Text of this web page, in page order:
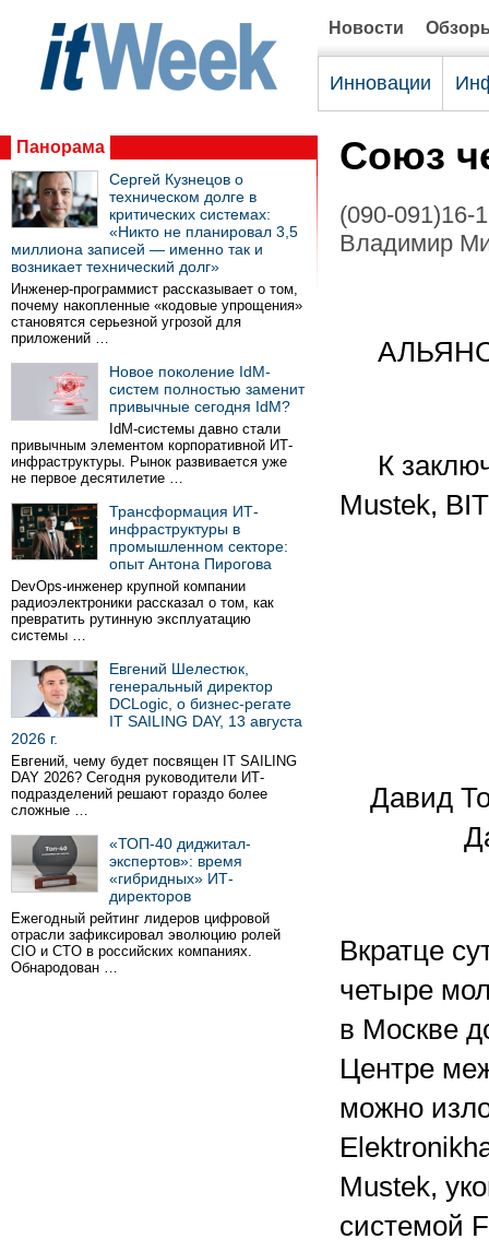
Новости
Инновации
Панорама
Сергей Кузнецов о
техническом долге в
критических системах:
«Никто не планировал 3,5
миллиона записей — именно так и
возникает технический долг»
Инженер-программист рассказывает о том,
почему накопленные «кодовые упрощения»
становятся серьезной угрозой для
приложений …
Новое поколение IdM-
систем полностью заменит
привычные сегодня IdM?
IdM-системы давно стали
привычным элементом корпоративной ИТ-
инфраструктуры. Рынок развивается уже
не первое десятилетие …
Трансформация ИТ-
инфраструктуры в
промышленном секторе:
опыт Антона Пирогова
DevOps-инженер крупной компании
радиоэлектроники рассказал о том, как
превратить рутинную эксплуатацию
системы …
Евгений Шелестюк,
генеральный директор
DCLogic, о бизнес-регате
IT SAILING DAY, 13 августа
2026 г.
Евгений, чему будет посвящен IT SAILING
DAY 2026? Сегодня руководители ИТ-
подразделений решают гораздо более
сложные …
«ТОП-40 диджитал-
экспертов»: время
«гибридных» ИТ-
директоров
Ежегодный рейтинг лидеров цифровой
отрасли зафиксировал эволюцию ролей
CIO и CTO в российских компаниях.
Обнародован …
Союз
(090-091)16-
Владимир
К
Mustek,
Давид
Вкратце
четыре
в Москве
Центре
можно
Mustek,
системой